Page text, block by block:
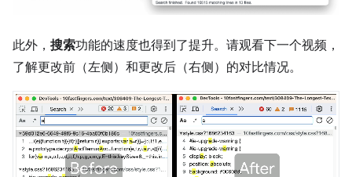
此外， 搜索功能的速度也得到了提升。请观看下一个视频，
了解更改前（左侧）和更改后（右侧）的对比情况。